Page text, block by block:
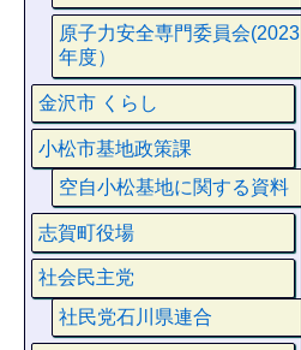
原子力安全専門委員会(2023
年度）
金沢市 くらし
小松市基地政策課
空自小松基地に関する資料
志賀町役場
社会民主党
社民党石川県連合